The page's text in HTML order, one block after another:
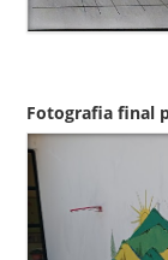
Fotografia final